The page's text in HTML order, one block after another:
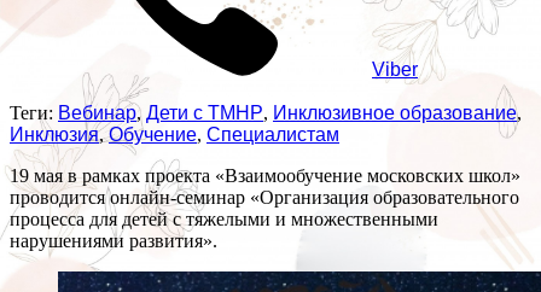
Viber
Теги: Вебинар, Дети с ТМНР, Инклюзивное образование,
Инклюзия,Обучение, Специалистам
19 мая в рамках проекта «Взаимообучение московских школ»
проводится онлайн-семинар «Организация образовательного
процесса для детей с тяжелыми и множественными
нарушениями развития».